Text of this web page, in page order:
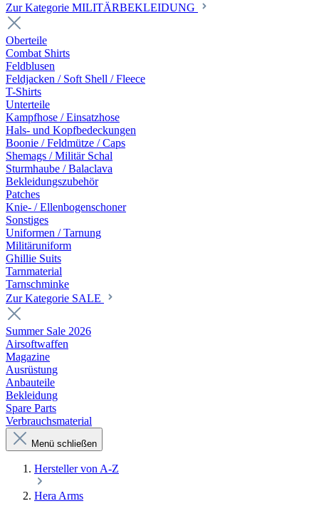
Zur Kategorie MILITÄRBEKLEIDUNG
Oberteile
Combat Shirts
Feldblusen
Feldjacken / Soft Shell / Fleece
T-Shirts
Unterteile
Kampfhose / Einsatzhose
Hals- und Kopfbedeckungen
Boonie / Feldmütze / Caps
Shemags / Militär Schal
Sturmhaube / Balaclava
Bekleidungszubehör
Patches
Knie- / Ellenbogenschoner
Sonstiges
Uniformen / Tarnung
Militäruniform
Ghillie Suits
Tarnmaterial
Tarnschminke
Zur Kategorie SALE
Summer Sale 2026
Airsoftwaffen
Magazine
Ausrüstung
Anbauteile
Bekleidung
Spare Parts
Verbrauchsmaterial
Menü schließen
Hersteller von A-Z
Hera Arms